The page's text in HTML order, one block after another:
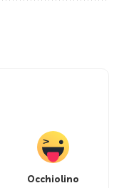
Occhiolino